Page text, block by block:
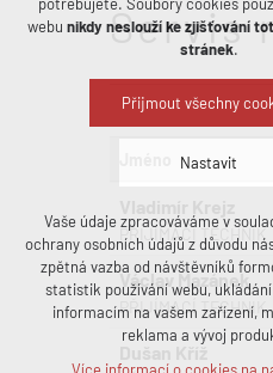
Servis
PŘIJÍMACÍ TECHNIK
Václav Mazánek
PŘIJÍMACÍ TECHNIK
Dušan Kříž
potřebujete. Soubory cookies
webu nikdy neslouží ke zjišťování
stránek.
Přijmout všechny
Nastavit
Technická cookies
nutná pro provozování webu
udržení kontextu stránek
případná přihlášení, volby
Vaše údaje zpracováváme v
ochrany osobních údajů z důvodu
zpětná vazba od návštěvníků
statistik používání webu,
informacím na vašem zařízení,
reklama a vývoj